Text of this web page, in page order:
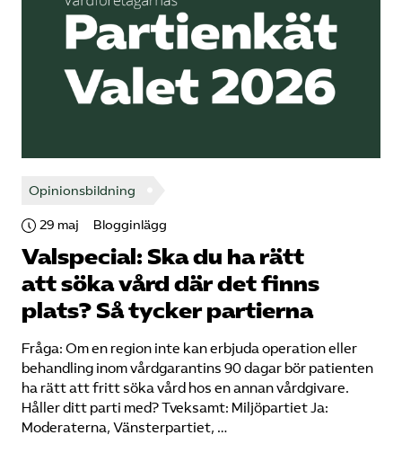
Opinionsbildning
29 maj Blogginlägg
Valspecial: Ska du ha rätt
att söka vård där det finns
plats? Så tycker partierna
Fråga: Om en region inte kan erbjuda operation eller
behandling inom vårdgarantins 90 dagar bör patienten
ha rätt att fritt söka vård hos en annan vårdgivare.
Håller ditt parti med? Tveksamt: Miljöpartiet Ja:
Moderaterna, Vänsterpartiet, …